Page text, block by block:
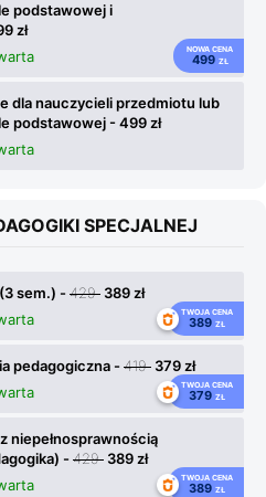
podstawowej i
zł
NOWA CENA
499 ZŁ
dla nauczycieli przedmiotu lub
podstawowej - 499 zł
SPECJALNEJ
sem.) -429 389 zł
TWOJA CENA
389 ZŁ
pedagogiczna -419 379 zł
TWOJA CENA
379 ZŁ
niepełnosprawnością
-429 389 zł
TWOJA CENA
389 ZŁ